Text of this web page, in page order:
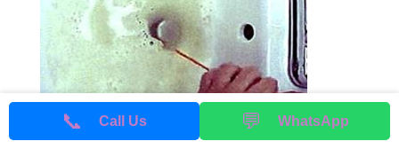
📞 Call Us 💬 WhatsApp